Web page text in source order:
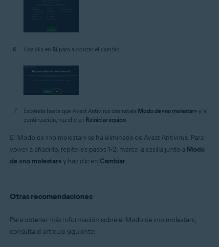
Haz clic en Sí para autorizar el cambio.
Espérate hasta que Avast Antivirus desinstale Modo de «no molestar» y, a
continuación, haz clic en Reiniciar equipo.
El Modo de «no molestar» se ha eliminado de Avast Antivirus. Para
volver a añadirlo, repite los pasos 1-2, marca la casilla junto a Modo
de «no molestar» y haz clic en Cambiar.
Otras recomendaciones
Para obtener más información sobre el Modo de «no molestar»,
consulta el artículo siguiente: